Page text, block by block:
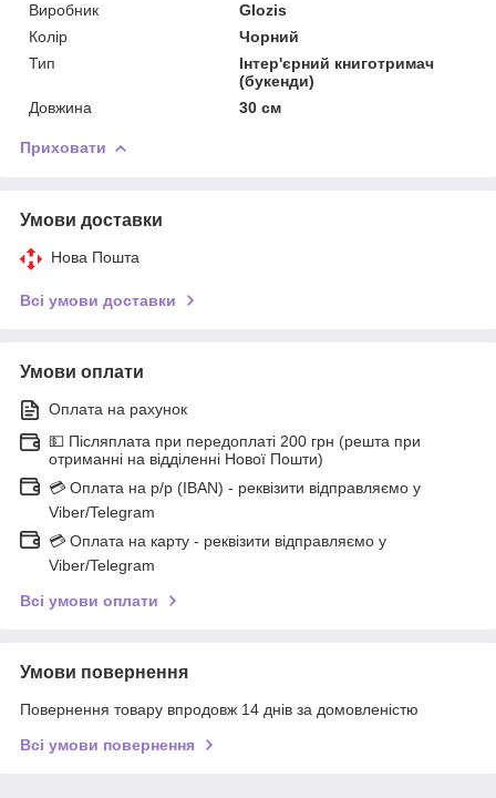
Виробник
Glozis
Колір
Чорний
Тип
Інтер'єрний книготримач
(букенди)
Довжина
30 см
Приховати
Умови доставки
Нова Пошта
Всі умови доставки
Умови оплати
Оплата на рахунок
💵 Післяплата при передоплаті 200 грн (решта при
отриманні на відділенні Нової Пошти)
💳 Оплата на р/р (IBAN) - реквізити відправляємо у
Viber/Telegram
💳 Оплата на карту - реквізити відправляємо у
Viber/Telegram
Всі умови оплати
Умови повернення
Повернення товару впродовж 14 днів за домовленістю
Всі умови повернення